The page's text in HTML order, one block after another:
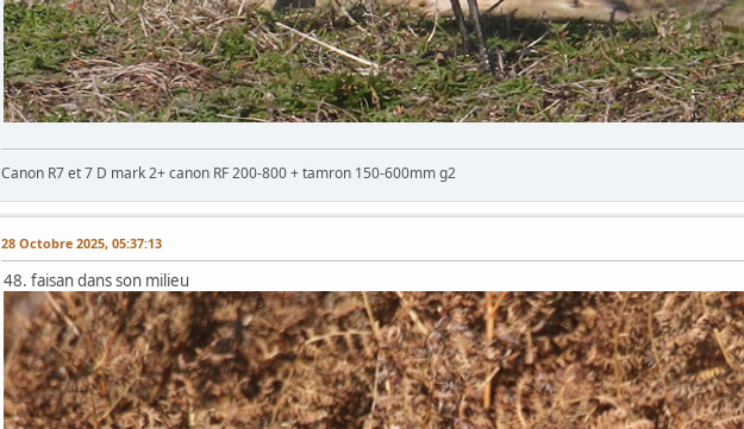
Canon R7 et 7 D mark 2+ canon RF 200-800 + tamron 150-600mm g2
28 Octobre 2025, 05:37:13
48. faisan dans son milieu